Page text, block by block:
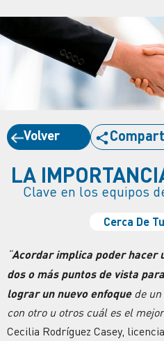
Volver
LA
Clave en los equipos
Cerca De
“Acordar implica poder hacer
dos o más puntos de vista
lograr un nuevo enfoquede un
con otro u otros cuál es el
Cecilia Rodríguez Casey,